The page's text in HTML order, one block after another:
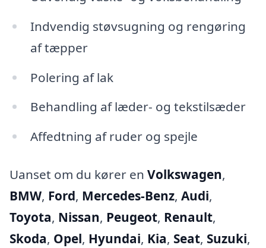
Indvendig støvsugning og rengøring
af tæpper
Polering af lak
Behandling af læder- og tekstilsæder
Affedtning af ruder og spejle
Uanset om du kører en Volkswagen,
BMW, Ford, Mercedes-Benz, Audi,
Toyota, Nissan, Peugeot, Renault,
Skoda, Opel, Hyundai, Kia, Seat, Suzuki,